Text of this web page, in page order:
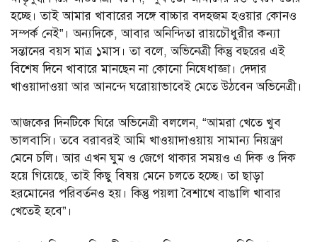
হচ্ছে। তাই আমার খাবারের সঙ্গে বাচ্চার বদহজম হওয়ার কোনও
সম্পর্ক নেই”। অন্যদিকে, আবার অনিন্দিতা রায়চৌধুরীর কন্যা
সন্তানের বয়স মাত্র ১মাস। তা বলে, অভিনেত্রী কিন্তু বছরের এই
বিশেষ দিনে খাবারে মানছেন না কোনো নিষেধাজ্ঞা। দেদার
খাওয়াদাওয়া আর আনন্দে ঘরোয়াভাবেই মেতে উঠবেন অভিনেত্রী।
আজকের দিনটিকে ঘিরে অভিনেত্রী বললেন, “আমরা খেতে খুব
ভালবাসি। তবে বরাবরই আমি খাওয়াদাওয়ায় সামান্য নিয়ন্ত্রণ
মেনে চলি। আর এখন ঘুম ও জেগে থাকার সময়ও এ দিক ও দিক
হয়ে গিয়েছে, তাই কিছু বিষয় মেনে চলতে হচ্ছে। তা ছাড়া
হরমোনের পরিবর্তনও হয়। কিন্তু পয়লা বৈশাখে বাঙালি খাবার
খেতেই হবে”।